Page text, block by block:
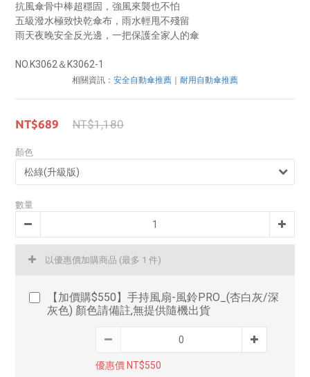
抗風傘骨中棒超穩固，強風來襲也不怕
五級潑水極致快乾傘布，雨水輕甩不殘留
雨天夜晚安全反光邊，一把保護全家人的傘
NO.K3062＆K3062-1
相關資訊： 安全自動傘推薦 耐用自動傘推薦
NT$1,180
NT$689
顏色
數量
以優惠價加購商品 (最多 1 件)
【加價購$550】手持風扇-風鈴PRO_(杏白灰/深
灰色) 顏色請備註,無提供隨機出貨
優惠價 NT$550